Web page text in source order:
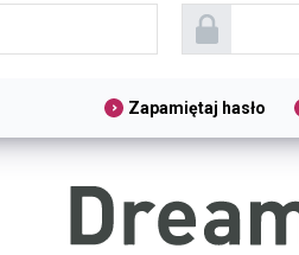
Zapamiętaj hasło